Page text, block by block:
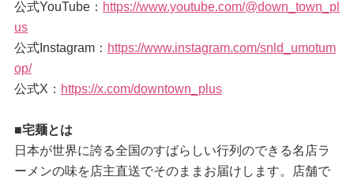
公式YouTube： https://www.youtube.com/@down_town_pl
us
公式Instagram： https://www.instagram.com/snld_umotum
op/
公式X： https://x.com/downtown_plus
■宅麺とは
日本が世界に誇る全国のすばらしい行列のできる名店ラ
ーメンの味を店主直送でそのままお届けします。店舗で